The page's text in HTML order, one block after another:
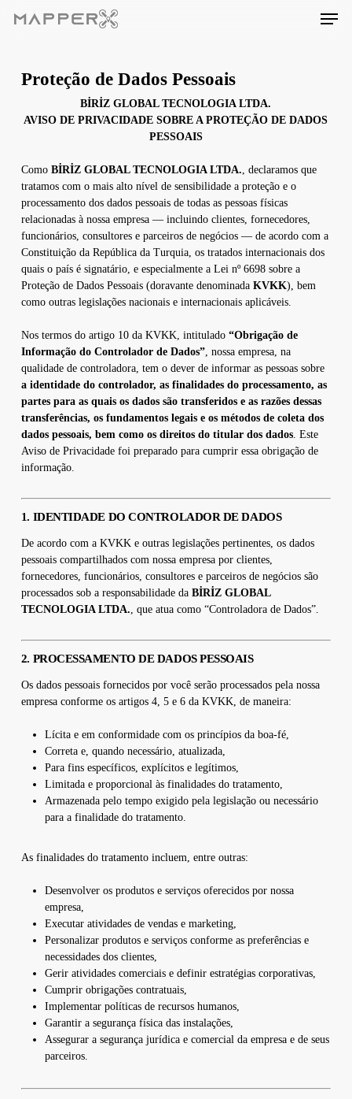
Menu
Proteção de Dados Pessoais
BİRİZ GLOBAL TECNOLOGIA LTDA.
AVISO DE PRIVACIDADE SOBRE A PROTEÇÃO DE DADOS
PESSOAIS
Como BİRİZ GLOBAL TECNOLOGIA LTDA., declaramos que
tratamos com o mais alto nível de sensibilidade a proteção e o
processamento dos dados pessoais de todas as pessoas físicas
relacionadas à nossa empresa — incluindo clientes, fornecedores,
funcionários, consultores e parceiros de negócios — de acordo com a
Constituição da República da Turquia, os tratados internacionais dos
quais o país é signatário, e especialmente a Lei nº 6698 sobre a
Proteção de Dados Pessoais (doravante denominada KVKK), bem
como outras legislações nacionais e internacionais aplicáveis.
Nos termos do artigo 10 da KVKK, intitulado “Obrigação de
Informação do Controlador de Dados”, nossa empresa, na
qualidade de controladora, tem o dever de informar as pessoas sobre
a identidade do controlador, as finalidades do processamento, as
partes para as quais os dados são transferidos e as razões dessas
transferências, os fundamentos legais e os métodos de coleta dos
dados pessoais, bem como os direitos do titular dos dados. Este
Aviso de Privacidade foi preparado para cumprir essa obrigação de
informação.
1. IDENTIDADE DO CONTROLADOR DE DADOS
De acordo com a KVKK e outras legislações pertinentes, os dados
pessoais compartilhados com nossa empresa por clientes,
fornecedores, funcionários, consultores e parceiros de negócios são
processados sob a responsabilidade da BİRİZ GLOBAL
TECNOLOGIA LTDA., que atua como “Controladora de Dados”.
2. PROCESSAMENTO DE DADOS PESSOAIS
Os dados pessoais fornecidos por você serão processados pela nossa
empresa conforme os artigos 4, 5 e 6 da KVKK, de maneira:
Lícita e em conformidade com os princípios da boa-fé,
Correta e, quando necessário, atualizada,
Para fins específicos, explícitos e legítimos,
Limitada e proporcional às finalidades do tratamento,
Armazenada pelo tempo exigido pela legislação ou necessário
para a finalidade do tratamento.
As finalidades do tratamento incluem, entre outras:
Desenvolver os produtos e serviços oferecidos por nossa
empresa,
Executar atividades de vendas e marketing,
Personalizar produtos e serviços conforme as preferências e
necessidades dos clientes,
Gerir atividades comerciais e definir estratégias corporativas,
Cumprir obrigações contratuais,
Implementar políticas de recursos humanos,
Garantir a segurança física das instalações,
Assegurar a segurança jurídica e comercial da empresa e de seus
parceiros.